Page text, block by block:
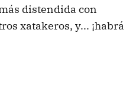
distendida con
xatakeros, y... ¡habrá